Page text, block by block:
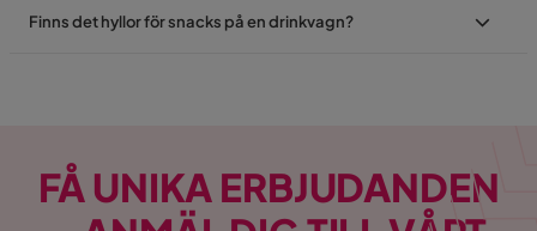
Finns det hyllor för snacks på en drinkvagn?
FÅ UNIKA ERBJUDANDEN